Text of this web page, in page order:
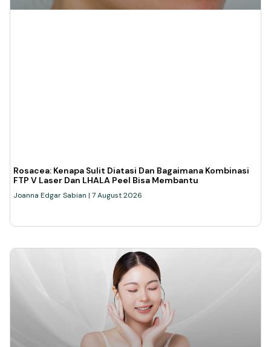
Rosacea: Kenapa Sulit Diatasi Dan Bagaimana Kombinasi
FTP V Laser Dan LHALA Peel Bisa Membantu
Joanna Edgar Sabian 7 August 2026